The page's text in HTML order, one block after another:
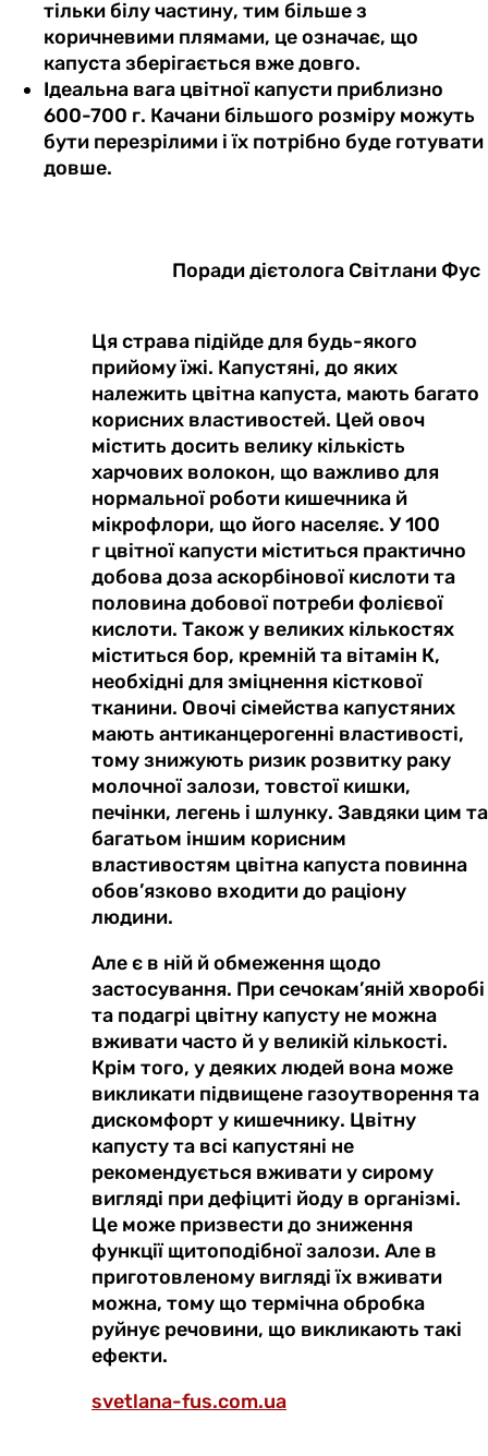
тільки білу частину, тим більше з
коричневими плямами, це означає, що
капуста зберігається вже довго.
Ідеальна вага цвітної капусти приблизно
600-700 г. Качани більшого розміру можуть
бути перезрілими і їх потрібно буде готувати
довше.
Поради дієтолога Світлани Фус
Ця страва підійде для будь-якого
прийому їжі. Капустяні, до яких
належить цвітна капуста, мають багато
корисних властивостей. Цей овоч
містить досить велику кількість
харчових волокон, що важливо для
нормальної роботи кишечника й
мікрофлори, що його населяє. У 100
г цвітної капусти міститься практично
добова доза аскорбінової кислоти та
половина добової потреби фолієвої
кислоти. Такожу великих кількостях
міститься бор, кремній та вітамін К,
необхідні для зміцнення кісткової
тканини. Овочі сімейства капустяних
мають антиканцерогенні властивості,
тому знижують ризик розвитку раку
молочної залози, товстої кишки,
печінки, легень і шлунку. Завдяки цим та
багатьом іншим корисним
властивостям цвітна капуста повинна
обов’язково входити до раціону
людини.
Але є в ній й обмеження щодо
застосування. При сечокам’яній хворобі
та подагрі цвітну капусту не можна
вживати часто й у великій кількості.
Крім того, у деяких людей вона може
викликати підвищене газоутворення та
дискомфорт у кишечнику. Цвітну
капусту та всі капустяні не
рекомендується вживати у сирому
вигляді при дефіциті йоду в організмі.
Це може призвести до зниження
функції щитоподібної залози. Але в
приготовленому вигляді їх вживати
можна, тому що термічна обробка
руйнує речовини, що викликають такі
ефекти.
svetlana-fus.com.ua